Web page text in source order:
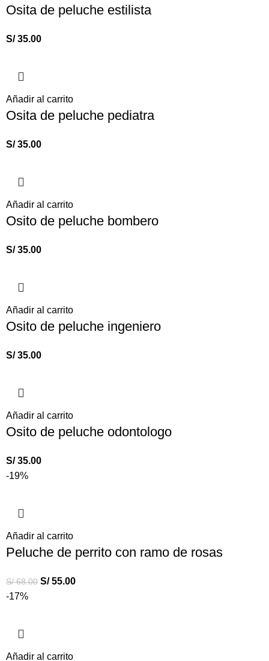
Osita de peluche estilista
S/35.00
Añadir al carrito
Osita de peluche pediatra
S/35.00
Añadir al carrito
Osito de peluche bombero
S/35.00
Añadir al carrito
Osito de peluche ingeniero
S/35.00
Añadir al carrito
Osito de peluche odontologo
S/35.00
-19%
Añadir al carrito
Peluche de perrito con ramo de rosas
S/68.00 S/55.00
-17%
Añadir al carrito